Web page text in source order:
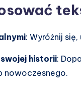
: Wyróżnij
historii:
nowoczesnego.